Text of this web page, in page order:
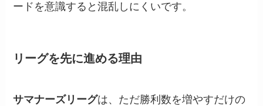
ードを意識すると混乱しにくいです。
リーグを先に進める理由
サマナーズリーグは、ただ勝利数を増やすだけの